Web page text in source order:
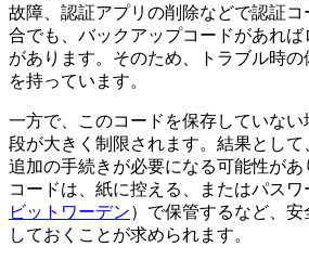
故障、認証アプリの削除などで認証
合でも、バックアップコードがあれ
があります。そのため、トラブル時の
を持っています。
一方で、このコードを保存していな
段が大きく制限されます。結果とし
追加の手続きが必要になる可能性が
コードは、紙に控える、またはパスワ
ビットワーデン）で保管するなど、
しておくことが求められます。